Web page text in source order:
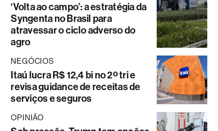
‘Volta ao campo’: a estratégia da
Syngenta no Brasil para
atravessar o ciclo adverso do
agro
NEGÓCIOS
Itaú lucra R$ 12,4 bi no 2º tri e
revisa guidance de receitas de
serviços e seguros
OPINIÃO